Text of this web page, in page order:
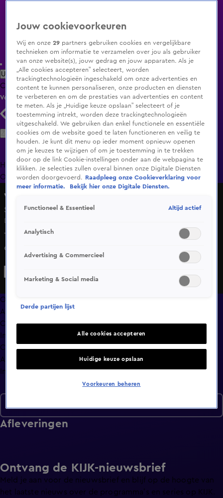
Uitzending Gemist Populaire programma's Zenders Genres
ClipsFilmsRadioSmart TV inlogShop
Volg KIJK
Zoeken
HomeUitzending Gemist Programma's De Bondgenoten
OranjezomerLivestreamsShop
Vandaag Inside
Seizoen 9, aflevering 84
Do 14 mei, 21:35
Thomas van Groningen, Johan Derksen, René van der Gijp
en Tina Nijkamp bespreken in razendsnel tempo de
actualiteit: videocall vanuit Curaçao, interview van Jack
Overzicht
Afleveringen
Clips
In de wandelgangen
Compilaties
Anderen keken ook
Info
Afleveringen
Ontvang de KIJK-nieuwsbrief
Meld je aan voor de nieuwsbrief en blijf op de hoogte van
het laatste nieuws over de programma’s en series op KIJK.
Jouw cookievoorkeuren
Wij en onze29 partners gebruiken cookies en vergelijkbare
technieken om informatie te verzamelen over jou als gebruiker
van onze website(s), jouw gedrag en jouw apparaten. Als je
„Alle cookies accepteren” selecteert, worden
trackingtechnologieën ingeschakeld om onze advertenties en
content te kunnen personaliseren, onze producten en diensten
te verbeteren en om de prestaties van advertenties en content
te meten. Als je „Huidige keuze opslaan” selecteert of je
toestemming intrekt, worden deze trackingtechnologieën
uitgeschakeld. We gebruiken dan enkel functionele en essentiële
cookies om de website goed te laten functioneren en veilig te
houden. Je kunt dit menu op ieder moment opnieuw openen
om je keuzes te wijzigen of om je toestemming in te trekken
door op de link Cookie-instellingen onder aan de webpagina te
klikken. Je selecties zullen overal binnen onze Digitale Diensten
worden doorgevoerd.
Raadpleeg onze Cookieverklaring voor
meer informatie.
Bekijk hier onze Digitale Diensten.
Functioneel & Essentieel Altijd actief
Analytisch
Advertising & Commercieel
Marketing & Social media
Derde partijen lijst
Alle cookies accepteren
Huidige keuze opslaan
Voorkeuren beheren